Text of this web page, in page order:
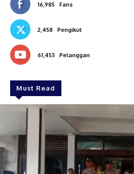
16,985 Fans
2,458 Pengikut
61,453 Pelanggan
Must Read